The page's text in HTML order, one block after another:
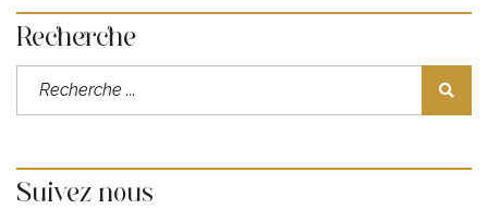
Recherche
Suivez nous